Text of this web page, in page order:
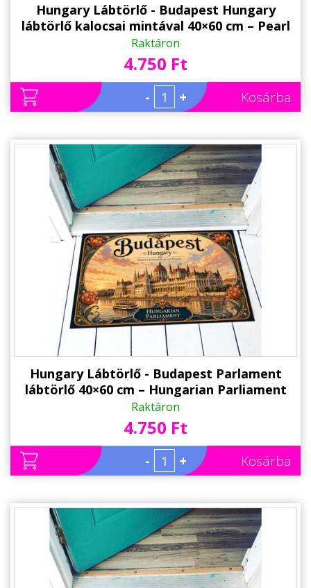
Hungary Lábtörlő - Budapest Hungary
lábtörlő kalocsai mintával 40×60 cm – Pearl
of the Danube ajándék
Raktáron
4.750 Ft
- + Kosárba
Hungary Lábtörlő - Budapest Parlament
lábtörlő 40×60 cm – Hungarian Parliament
Hungary ajándék
Raktáron
4.750 Ft
- + Kosárba